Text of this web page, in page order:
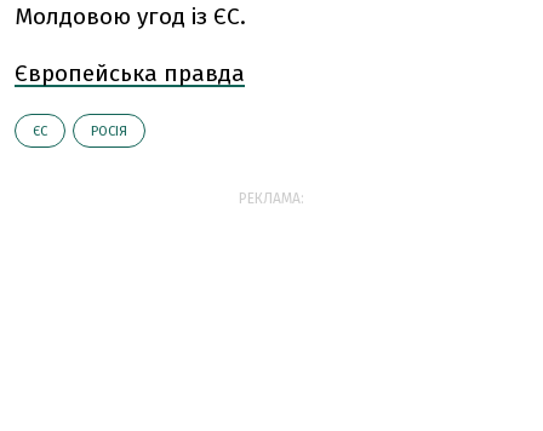
Молдовою угод із ЄС.
Європейська правда
ЄС РОСІЯ
РЕКЛАМА: